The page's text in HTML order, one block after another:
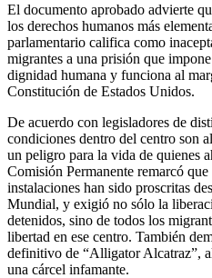
El documento aprobado advierte
los derechos humanos más
parlamentario califica como
migrantes a una prisión que
dignidad humana y funciona al
Constitución de Estados Unidos.
De acuerdo con legisladores de
condiciones dentro del centro son
un peligro para la vida de quienes
Comisión Permanente remarcó que
instalaciones han sido proscritas
Mundial, y exigió no sólo la
detenidos, sino de todos los
libertad en ese centro. También
definitivo de “Alligator Alcatraz”,
una cárcel infamante.